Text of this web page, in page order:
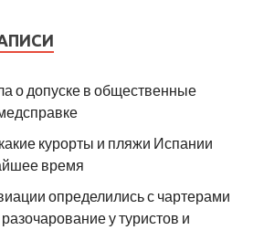
о допуске в общественные
курорты и пляжи Испании
время
определились с чартерами
у туристов и